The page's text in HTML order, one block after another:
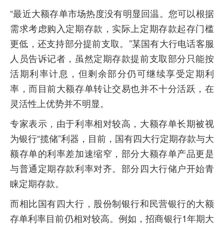
“最近大额存单市场热度没有明显回温。您可以根据
需求考虑购入定期存款，实际上定期存款起存门槛
更低，还支持部分提前支取。”某国有大行电话客服
人员告诉记者，虽然定期存款提前支取部分只能按
活期利率计息，但剩余部分仍可继续享受定期利
率，而目前大额存单转让交易也并不十分活跃，在
灵活性上优势并不明显。
专家表示，由于利率相对较高，大额存单长期被视
为银行“揽储”利器，目前，国有四大行定期存款与大
额存单的利率差加速缩窄，部分大额存单产品更是
与普通定期存款利率对齐。部分四大行储户开始青
睐定期存款。
而相比国有四大行，股份制银行和民营银行的大额
存单利率目前仍相对较高。例如，招商银行1年期大